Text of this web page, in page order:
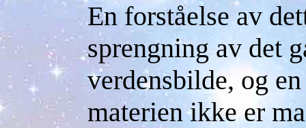
En forståelse av
sprengning av det
verdensbilde, og
materien ikke er